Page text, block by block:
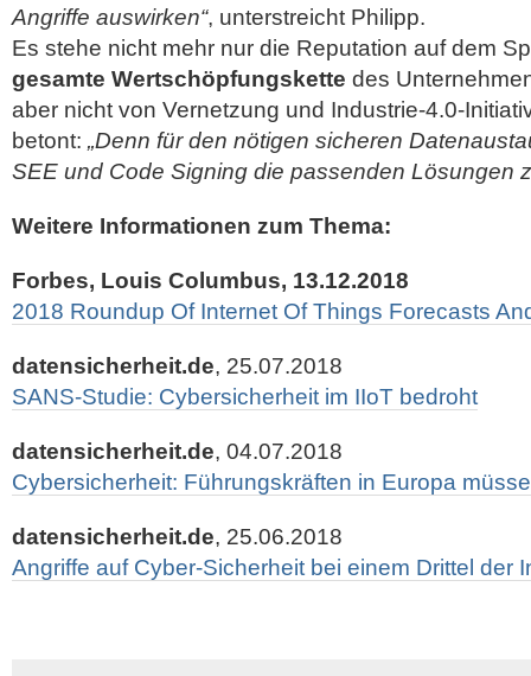
Angriffe auswirken“, unterstreicht Philipp.
Es stehe nicht mehr nur die Reputation auf dem
gesamte Wertschöpfungskette des
aber nicht von Vernetzung und Industrie-4.0-
betont: „Denn für den nötigen sicheren
SEE und Code Signing die passenden Lösungen
Weitere Informationen zum Thema:
Forbes, Louis Columbus, 13.12.2018
2018 Roundup Of Internet Of Things Forecasts
datensicherheit.de, 25.07.2018
SANS-Studie: Cybersicherheit im IIoT bedroht
datensicherheit.de, 04.07.2018
Cybersicherheit: Führungskräften in Europa
datensicherheit.de, 25.06.2018
Angriffe auf Cyber-Sicherheit bei einem Drittel der